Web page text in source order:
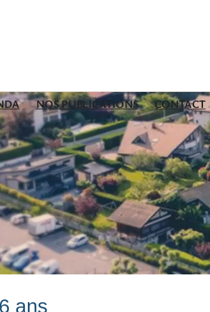
NOS PUBLICATIONS
CONTACT
ans